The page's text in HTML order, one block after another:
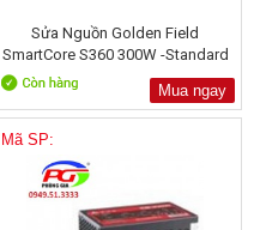
Sửa Nguồn Golden Field
SmartCore S360 300W -Standard
Mua ngay
Mã SP: